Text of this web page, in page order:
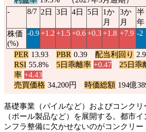
-
8/7 2日 3日 4日 5日
1か
月
3か
月
半
年
株価
(%)
-0.9+1.2 +1.5+0.6+0.3+1.8 +7.9 -2
PER 13.93 PBR 0.39 配当利回り
RSI 55.8% 5日乖離率 +0.47 25日乖
率 +4.43
売買価格 34,200円 時価総額 194億
基礎事業（パイルなど）およびコンクリ
（ポール製品など）を展開する。都市
ンフラ整備に欠かせないのがコンクリ